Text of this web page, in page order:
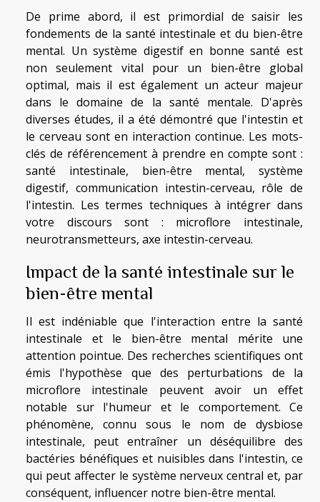
De prime abord, il est primordial de saisir les
fondements de la santé intestinale et du bien-être
mental. Un système digestif en bonne santé est
non seulement vital pour un bien-être global
optimal, mais il est également un acteur majeur
dans le domaine de la santé mentale. D'après
diverses études, il a été démontré que l'intestin et
le cerveau sont en interaction continue. Les mots-
clés de référencement à prendre en compte sont :
santé intestinale, bien-être mental, système
digestif, communication intestin-cerveau, rôle de
l'intestin. Les termes techniques à intégrer dans
votre discours sont : microflore intestinale,
neurotransmetteurs, axe intestin-cerveau.
Impact de la santé intestinale sur le
bien-être mental
Il est indéniable que l'interaction entre la santé
intestinale et le bien-être mental mérite une
attention pointue. Des recherches scientifiques ont
émis l'hypothèse que des perturbations de la
microflore intestinale peuvent avoir un effet
notable sur l'humeur et le comportement. Ce
phénomène, connu sous le nom de dysbiose
intestinale, peut entraîner un déséquilibre des
bactéries bénéfiques et nuisibles dans l'intestin, ce
qui peut affecter le système nerveux central et, par
conséquent, influencer notre bien-être mental.